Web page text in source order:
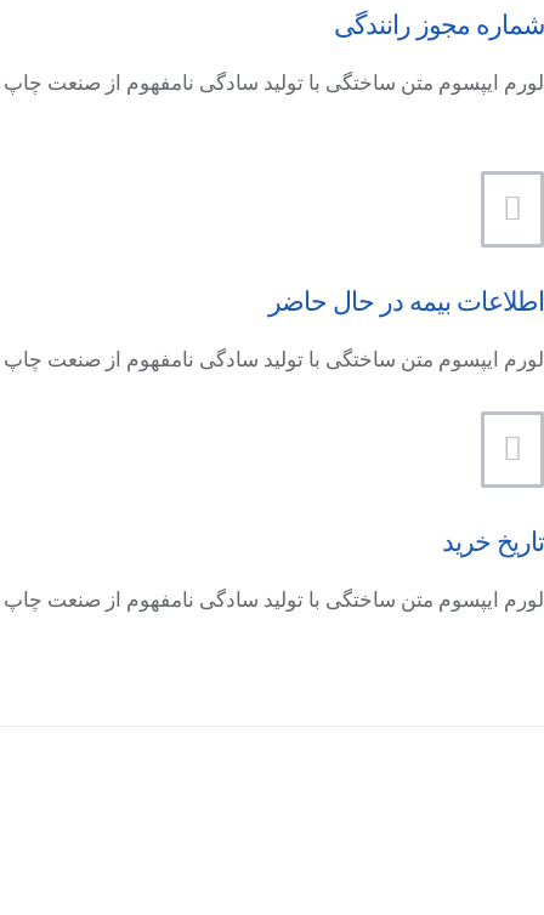
شماره مجوز رانندگی
لورم ایپسوم متن ساختگی با تولید سادگی نامفهوم از صنعت چاپ
اطلاعات بیمه در حال حاضر
لورم ایپسوم متن ساختگی با تولید سادگی نامفهوم از صنعت چاپ
تاریخ خرید
لورم ایپسوم متن ساختگی با تولید سادگی نامفهوم از صنعت چاپ